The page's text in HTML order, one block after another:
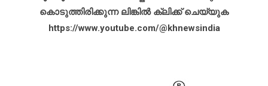
കൊടുത്തിരിക്കുന്ന ലിങ്കിൽ ക്ലിക്ക് ചെയ്യുക
https://www.youtube.com/@khnewsindia